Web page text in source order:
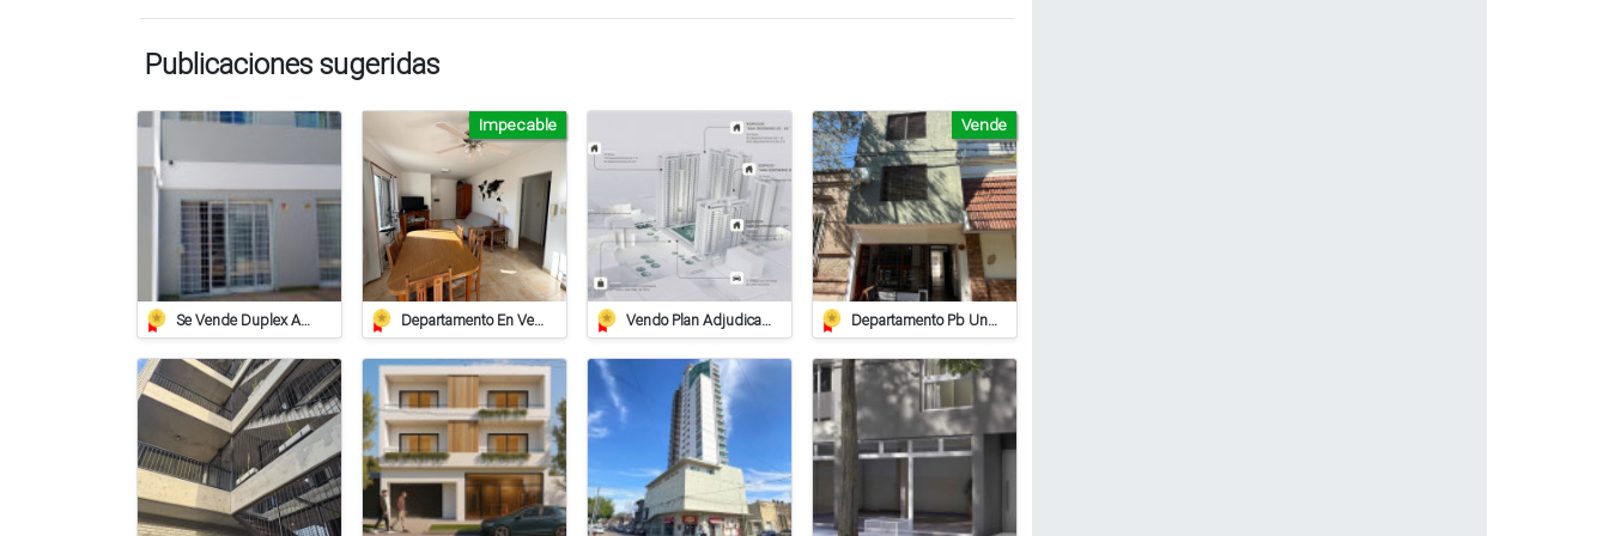
Publicaciones sugeridas
Se Vende Duplex Amueblado En Villa Carlos Paz Departamento En Venta De 2 Dormitorios Con Cochera Cubierta Y Terraza Privada
Impecable
Vendo Plan Adjudicado Pilay Departamento Pb Un Dormitorio - Apto Crédito
Vende